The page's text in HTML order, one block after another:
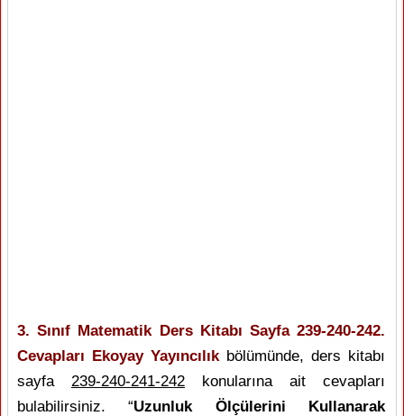
3. Sınıf Matematik Ders Kitabı Sayfa 239-240-242.
Cevapları Ekoyay Yayıncılıkbölümünde, ders kitabı
sayfa 239-240-241-242 konularına ait cevapları
bulabilirsiniz. “Uzunluk Ölçülerini Kullanarak